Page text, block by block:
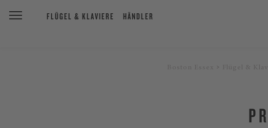
FLÜGEL & KLAVIERE HÄNDLER